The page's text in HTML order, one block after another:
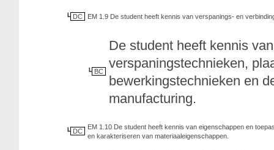
DC EM 1.9 De student heeft kennis van verspanings- en
BC
De student heeft kennis
verspaningstechnieken,
bewerkingstechnieken en
manufacturing.
DC
EM 1.10 De student heeft kennis van eigenschappen en
en karakteriseren van materiaaleigenschappen.